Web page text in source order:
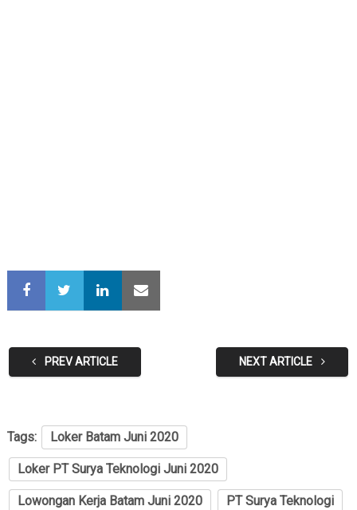
PREV ARTICLE NEXT ARTICLE
Tags: Loker Batam Juni 2020
Loker PT Surya Teknologi Juni 2020
Lowongan Kerja Batam Juni 2020 PT Surya Teknologi